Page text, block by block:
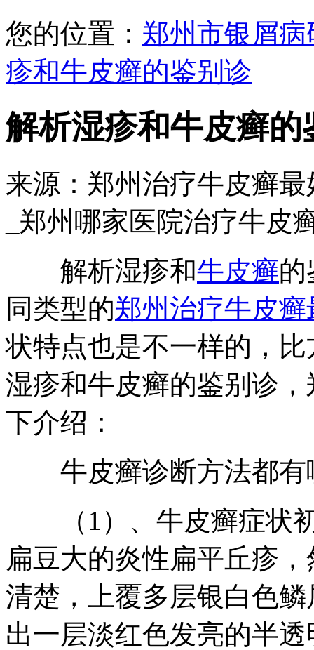
您的位置： 郑州市银屑病
疹和牛皮癣的鉴别诊
解析湿疹和牛皮癣的
来源：郑州治疗牛皮癣
_郑州哪家医院治疗牛皮
解析湿疹和牛皮癣的
同类型的郑州治疗牛皮
状特点也是不一样的，
湿疹和牛皮癣的鉴别诊
下介绍：
牛皮癣诊断方法都有
（1）、牛皮癣症状初
扁豆大的炎性扁平丘疹
清楚，上覆多层银白色
出一层淡红色发亮的半